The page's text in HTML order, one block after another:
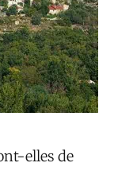
elles de